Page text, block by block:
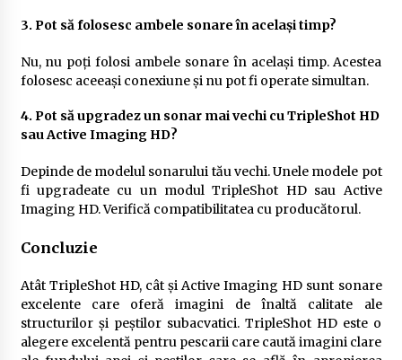
3. Pot să folosesc ambele sonare în același timp?
Nu, nu poți folosi ambele sonare în același timp. Acestea
folosesc aceeași conexiune și nu pot fi operate simultan.
4. Pot să upgradez un sonar mai vechi cu TripleShot HD
sau Active Imaging HD?
Depinde de modelul sonarului tău vechi. Unele modele pot
fi upgradeate cu un modul TripleShot HD sau Active
Imaging HD. Verifică compatibilitatea cu producătorul.
Concluzie
Atât TripleShot HD, cât și Active Imaging HD sunt sonare
excelente care oferă imagini de înaltă calitate ale
structurilor și peștilor subacvatici. TripleShot HD este o
alegere excelentă pentru pescarii care caută imagini clare